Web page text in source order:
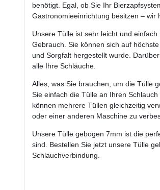
benötigt. Egal, ob Sie Ihr
Gastronomieeinrichtung besitzen – wir
Unsere Tülle ist sehr leicht und
Gebrauch. Sie können sich auf
und Sorgfalt hergestellt wurde.
alle Ihre Schläuche.
Alles, was Sie brauchen, um die Tülle
Sie einfach die Tülle an Ihren
können mehrere Tüllen gleichzeitig
oder einer anderen Maschine zu
Unsere Tülle gebogen 7mm ist die
sind. Bestellen Sie jetzt unsere Tülle
Schlauchverbindung.